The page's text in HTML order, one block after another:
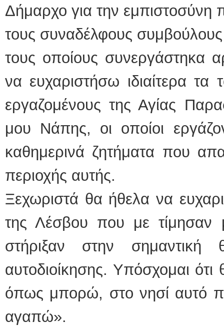
Δήμαρχο για την εμπιστοσύνη
τους συναδέλφους
τους οποίους συνεργάστηκα
να ευχαριστήσω ιδιαίτερα τα
εργαζομένους της Αγίας
μου Νάπης, οι οποίοι
καθημερινά ζητήματα που
περιοχής αυτής.
Ξεχωριστά θα ήθελα να
της Λέσβου που με
στήριξαν στην
αυτοδιοίκησης. Υπόσχομαι
όπως μπορώ, στο νησί αυτό
αγαπώ».